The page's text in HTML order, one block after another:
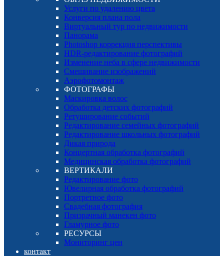
Услуги по удалению цвета
Конверсия плана пола
Виртуальный тур по недвижимости
Панорама
Photoshop коррекция перспективы
HDR-редактирование фотографий
Изменение неба в сфере недвижимости
Смешивание изображений
Аэрофотомонтаж
ФОТОГРАФЫ
Маскировка волос
Обработка детских фотографий
Ретуширование событий
Редактирование семейных фотографий
Редактирование школьных фотографий
Дикая природа
Концертная обработка фотографий
Медицинская обработка фотографий
ВЕРТИКАЛИ
Редактирование фото
Ювелирная обработка фотографий
Портретное фото
Свадебная фотография
Призрачный манекен фото
Гламурное фото
РЕСУРСЫ
Мониторинг цен
контакт